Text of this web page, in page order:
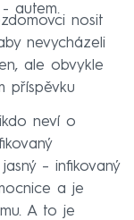
autem.
nosit
nevycházeli
ale obvykle
příspěvku
neví o
– infikovaný
a je
A to je